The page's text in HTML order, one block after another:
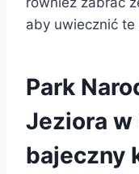
aby uwiecznić
Park
Jeziora w
bajeczny